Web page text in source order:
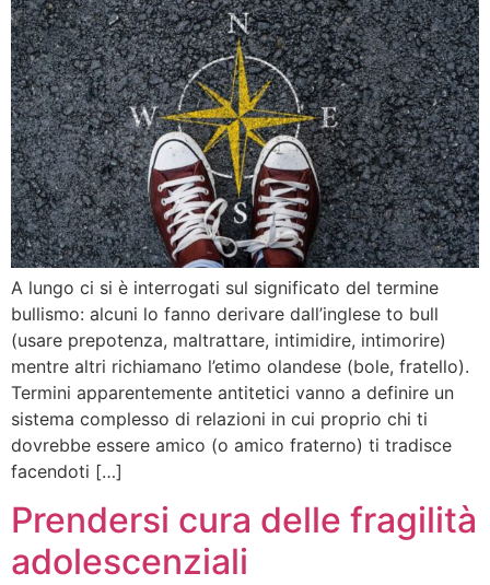
A lungo ci si è interrogati sul significato del termine
bullismo: alcuni lo fanno derivare dall’inglese to bull
(usare prepotenza, maltrattare, intimidire, intimorire)
mentre altri richiamano l’etimo olandese (bole, fratello).
Termini apparentemente antitetici vanno a definire un
sistema complesso di relazioni in cui proprio chi ti
dovrebbe essere amico (o amico fraterno) ti tradisce
facendoti […]
Prendersi cura delle fragilità
adolescenziali